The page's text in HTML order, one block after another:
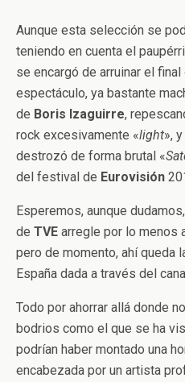
Aunque esta selección se
teniendo en cuenta el
se encargó de arruinar el
espectáculo, ya bastante
de Boris Izaguirre,
rock excesivamente «light»,
destrozó de forma brutal «
del festival de Eurovisión
Esperemos, aunque
de TVE arregle por lo menos
pero de momento, ahí queda
España dada a través del
Todo por ahorrar allá donde
bodrios como el que se ha
podrían haber montado una
encabezada por un artista